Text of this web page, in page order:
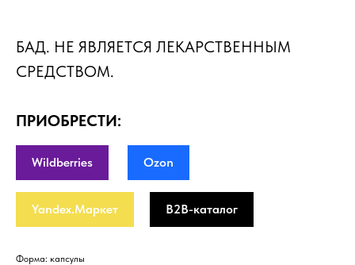
БАД. НЕ ЯВЛЯЕТСЯ ЛЕКАРСТВЕННЫМ
СРЕДСТВОМ.
ПРИОБРЕСТИ:
Wildberries Ozon
Yandex.Маркет B2B-каталог
Форма: капсулы